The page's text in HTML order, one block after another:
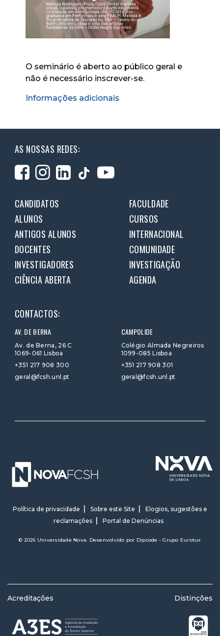
O seminário é aberto ao público geral e
não é necessário inscrever-se.
Informações adicionais
AS NOSSAS REDES:
CANDIDATOS
FACULDADE
ALUNOS
CURSOS
ANTIGOS ALUNOS
INTERNACIONAL
DOCENTES
COMUNIDADE
INVESTIGADORES
INVESTIGAÇÃO
CIÊNCIA ABERTA
AGENDA
CONTACTOS:
AV. DE BERNA
Av. de Berna, 26 C
1069-061 Lisboa
+351 217 908 300
geral@fcsh.unl.pt
CAMPOLIDE
Colégio Almada Negreiros
1099-085 Lisboa
+351 217 908 301
geral@fcsh.unl.pt
Política de privacidade Sobre este Site
Elogios, sugestões e
reclamações
Portal de Denúncias
© 2026 Universidade Nova. Desenvolvido por Dipcode - Grupo Eurotux
Acreditações Distinções